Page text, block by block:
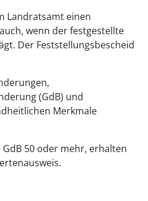
Landratsamt einen
wenn der festgestellte
Der Feststellungsbescheid
(GdB) und
Merkmale
50 oder mehr, erhalten